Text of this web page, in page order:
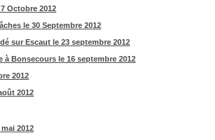
Octobre 2012
le 30 Septembre 2012
sur Escaut le 23 septembre 2012
à Bonsecours le 16 septembre 2012
2012
2012
2012